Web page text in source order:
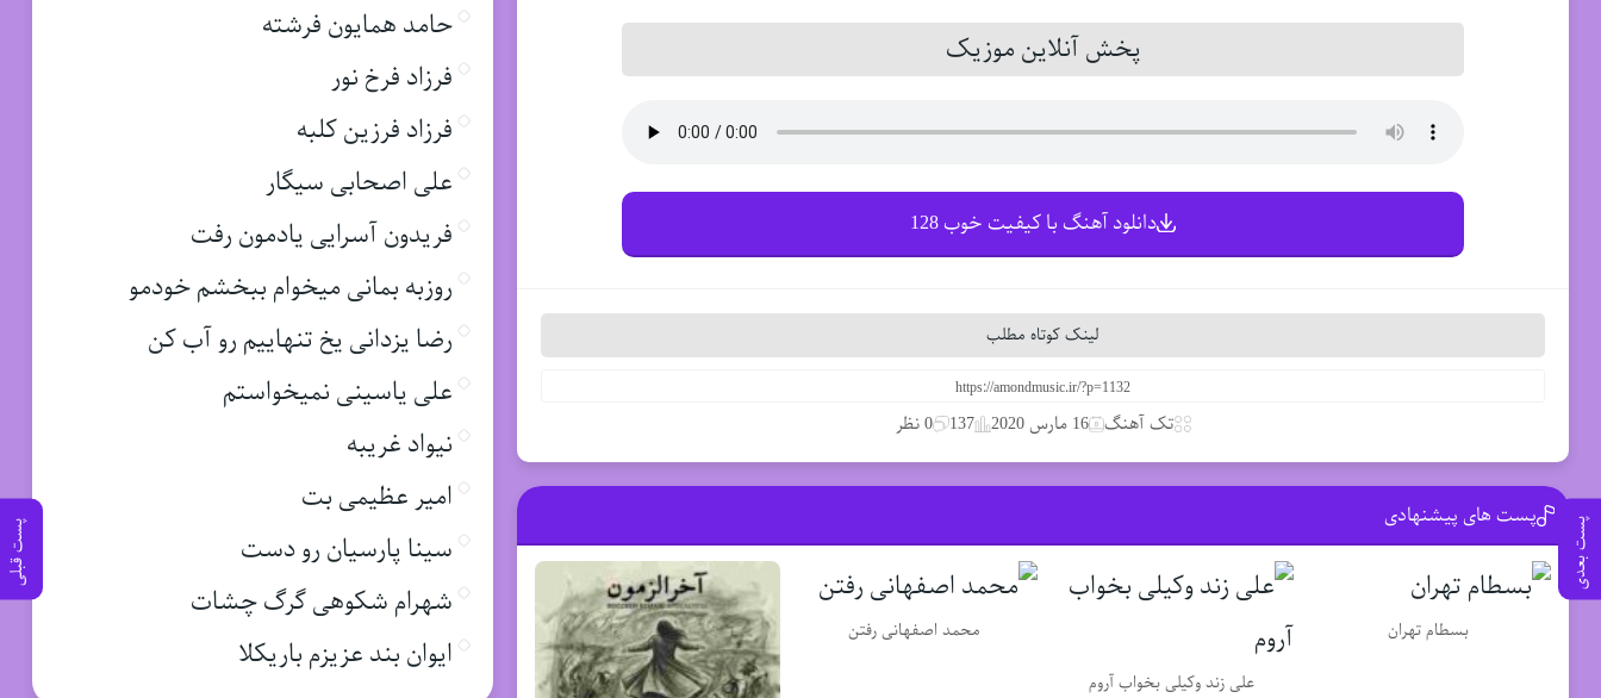
پست بعدی پست قبلی
پخش آنلاین موزیک
دانلود آهنگ با کیفیت خوب 128
لینک کوتاه مطلب
تک آهنگ 16 مارس 2020 137 0 نظر
پست های پیشنهادی
بسطام تهران
علی زند وکیلی بخواب آروم
محمد اصفهانی رفتن
حامد همایون فرشته
فرزاد فرخ نور
فرزاد فرزین کلبه
علی اصحابی سیگار
فریدون آسرایی یادمون رفت
روزبه بمانی میخوام ببخشم خودمو
رضا یزدانی یخ تنهاییم رو آب کن
علی یاسینی نمیخواستم
نیواد غریبه
امیر عظیمی بت
سینا پارسیان رو دست
شهرام شکوهی گرگ چشات
ایوان بند عزیزم باریکلا